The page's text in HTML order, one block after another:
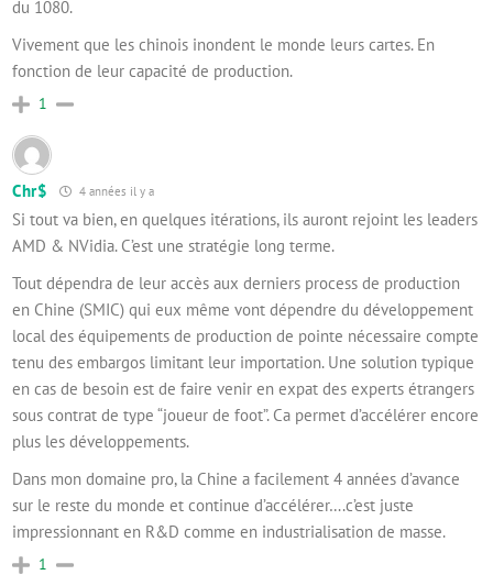
du 1080.
Vivement que les chinois inondent le monde leurs cartes. En
fonction de leur capacité de production.
1
Chr$ 4 années il y a
Si tout va bien, en quelques itérations, ils auront rejoint les leaders
AMD & NVidia. C’est une stratégie long terme.
Tout dépendra de leur accès aux derniers process de production
en Chine (SMIC) qui eux même vont dépendre du développement
local des équipements de production de pointe nécessaire compte
tenu des embargos limitant leur importation. Une solution typique
en cas de besoin est de faire venir en expat des experts étrangers
sous contrat de type “joueur de foot”. Ca permet d’accélérer encore
plus les développements.
Dans mon domaine pro, la Chine a facilement 4 années d’avance
sur le reste du monde et continue d’accélérer….c’est juste
impressionnant en R&D comme en industrialisation de masse.
1